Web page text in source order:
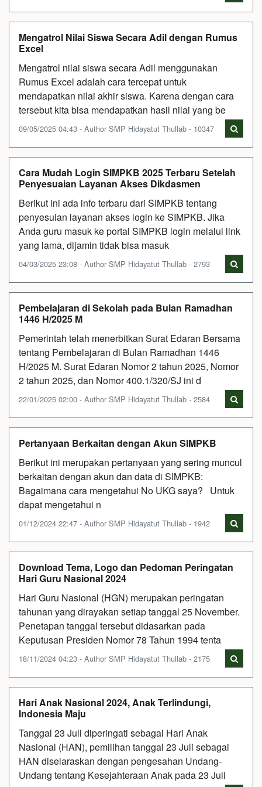
Mengatrol Nilai Siswa Secara Adil dengan Rumus
Excel
Mengatrol nilai siswa secara Adil menggunakan
Rumus Excel adalah cara tercepat untuk
mendapatkan nilai akhir siswa. Karena dengan cara
tersebut kita bisa mendapatkan hasil nilai yang be
09/05/2025 04:43 - Author SMP Hidayatut Thullab - 10347
Cara Mudah Login SIMPKB 2025 Terbaru Setelah
Penyesuaian Layanan Akses Dikdasmen
Berikut ini ada info terbaru dari SIMPKB tentang
penyesuian layanan akses login ke SIMPKB. Jika
Anda guru masuk ke portal SIMPKB login melalui link
yang lama, dijamin tidak bisa masuk
04/03/2025 23:08 - Author SMP Hidayatut Thullab - 2793
Pembelajaran di Sekolah pada Bulan Ramadhan
1446 H/2025 M
Pemerintah telah menerbitkan Surat Edaran Bersama
tentang Pembelajaran di Bulan Ramadhan 1446
H/2025 M. Surat Edaran Nomor 2 tahun 2025, Nomor
2 tahun 2025, dan Nomor 400.1/320/SJ ini d
22/01/2025 02:00 - Author SMP Hidayatut Thullab - 2584
Pertanyaan Berkaitan dengan Akun SIMPKB
Berikut ini merupakan pertanyaan yang sering muncul
berkaitan dengan akun dan data di SIMPKB:
Bagaimana cara mengetahui No UKG saya? Untuk
dapat mengetahui n
01/12/2024 22:47 - Author SMP Hidayatut Thullab - 1942
Download Tema, Logo dan Pedoman Peringatan
Hari Guru Nasional 2024
Hari Guru Nasional (HGN) merupakan peringatan
tahunan yang dirayakan setiap tanggal 25 November.
Penetapan tanggal tersebut didasarkan pada
Keputusan Presiden Nomor 78 Tahun 1994 tenta
18/11/2024 04:23 - Author SMP Hidayatut Thullab - 2175
Hari Anak Nasional 2024, Anak Terlindungi,
Indonesia Maju
Tanggal 23 Juli diperingati sebagai Hari Anak
Nasional (HAN), pemilihan tanggal 23 Juli sebagai
HAN diselaraskan dengan pengesahan Undang-
Undang tentang Kesejahteraan Anak pada 23 Juli